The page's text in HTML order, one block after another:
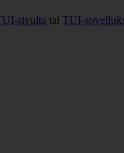
sivulta tai TUI-